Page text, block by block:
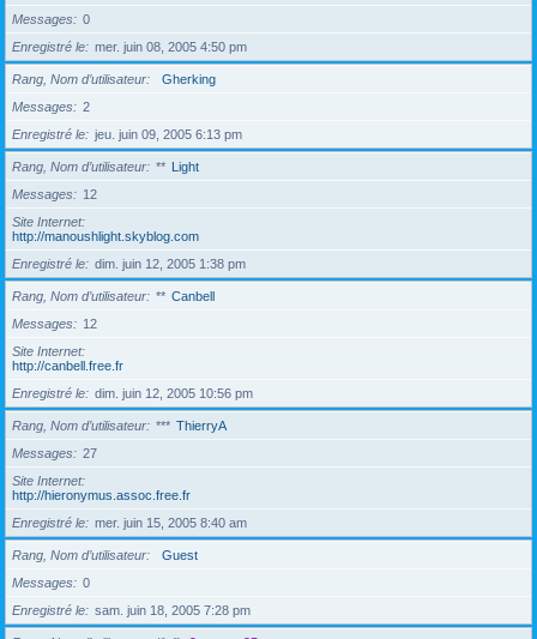
Messages
0
Enregistré le
mer. juin 08, 2005 4:50 pm
Rang, Nom d’utilisateur
Gherking
Messages
2
Enregistré le
jeu. juin 09, 2005 6:13 pm
Rang, Nom d’utilisateur ** Light
Messages
12
Site Internet
http://manoushlight.skyblog.com
Enregistré le
dim. juin 12, 2005 1:38 pm
Rang, Nom d’utilisateur ** Canbell
Messages
12
Site Internet
http://canbell.free.fr
Enregistré le
dim. juin 12, 2005 10:56 pm
Rang, Nom d’utilisateur *** ThierryA
Messages
27
Site Internet
http://hieronymus.assoc.free.fr
Enregistré le
mer. juin 15, 2005 8:40 am
Rang, Nom d’utilisateur
Guest
Messages
0
Enregistré le
sam. juin 18, 2005 7:28 pm